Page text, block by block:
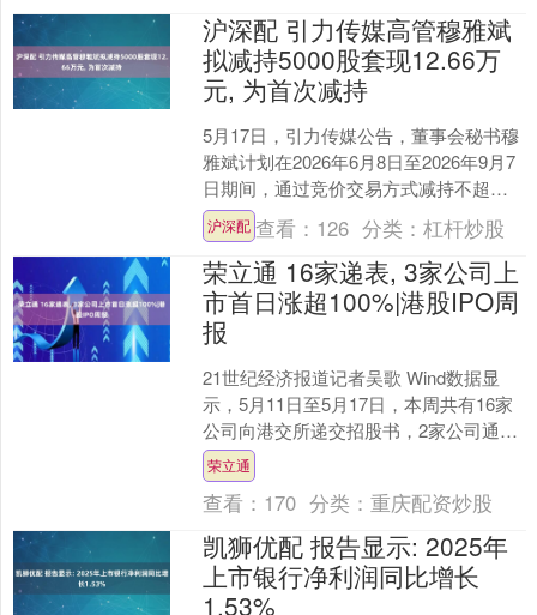
沪深配 引力传媒高管穆雅斌
拟减持5000股套现12.66万
元, 为首次减持
5月17日，引力传媒公告，董事会秘书穆
雅斌计划在2026年6月8日至2026年9月7
日期间，通过竞价交易方式减持不超过
5000.00股，占总股本的0.0019%....
沪深配 查看： 126 分类：杠杆炒股
荣立通 16家递表, 3家公司上
市首日涨超100%|港股IPO周
报
21世纪经济报道记者吴歌 Wind数据显
示，5月11日至5月17日，本周共有16家
公司向港交所递交招股书，2家公司通过
上市聆讯，3家公司启动招股，另有3家
公司正....
荣立通
查看： 170 分类：重庆配资炒股
凯狮优配 报告显示: 2025年
上市银行净利润同比增长
1.53%